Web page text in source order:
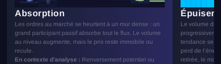
Absorption
Les ordres au marché se heurtent à un mur dense : un
grand participant passif absorbe tout le flux. Le volume
au niveau augmente, mais le prix reste immobile ou
recule.
En contexte d’analyse : Renversement potentiel ou
Le volume
tendance se
perd de
retirée, le